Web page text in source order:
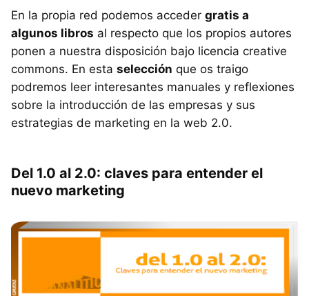
En la propia red podemos acceder gratis a
algunos libros al respecto que los propios autores
ponen a nuestra disposición bajo licencia creative
commons. En esta selección que os traigo
podremos leer interesantes manuales y reflexiones
sobre la introducción de las empresas y sus
estrategias de marketing en la web 2.0.
Del 1.0 al 2.0: claves para entender el
nuevo marketing